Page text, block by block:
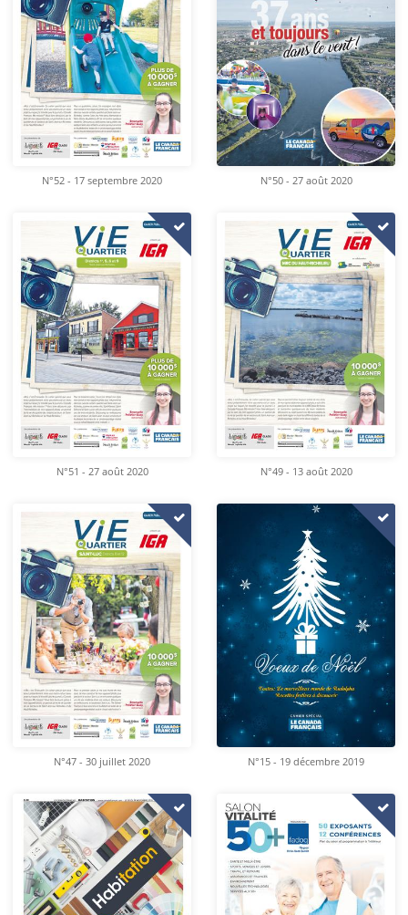
N°52 - 17 septembre 2020 N°50 - 27 août 2020
N°51 - 27 août 2020 N°49 - 13 août 2020
N°47 - 30 juillet 2020 N°15 - 19 décembre 2019